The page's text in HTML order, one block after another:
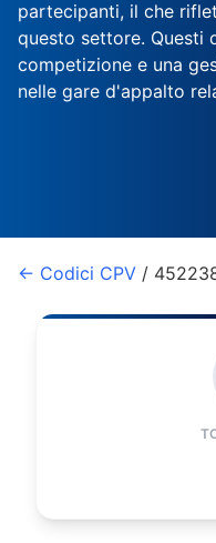
partecipanti, il che
questo settore. Questi
competizione e una
nelle gare d'appalto
← Codici CPV /